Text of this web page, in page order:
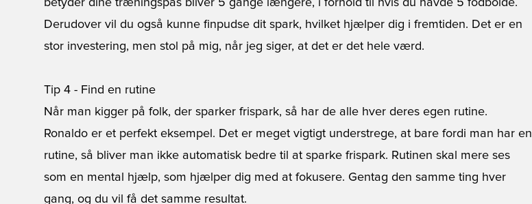
betyder dine træningspas bliver 5 gange længere, i forhold til hvis du havde 5 fodbolde.
Derudover vil du også kunne finpudse dit spark, hvilket hjælper dig i fremtiden. Det er en
stor investering, men stol på mig, når jeg siger, at det er det hele værd.
Tip 4 - Find en rutine
Når man kigger på folk, der sparker frispark, så har de alle hver deres egen rutine.
Ronaldo er et perfekt eksempel. Det er meget vigtigt understrege, at bare fordi man har en
rutine, så bliver man ikke automatisk bedre til at sparke frispark. Rutinen skal mere ses
som en mental hjælp, som hjælper dig med at fokusere. Gentag den samme ting hver
gang, og du vil få det samme resultat.